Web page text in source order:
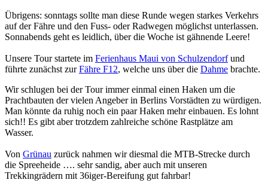
Übrigens: sonntags sollte man diese Runde wegen starkes Verkehrs
auf der Fähre und den Fuss- oder Radwegen möglichst unterlassen.
Sonnabends geht es leidlich, über die Woche ist gähnende Leere!
Unsere Tour startete im Ferienhaus Maui von Schulzendorfund
führte zunächst zurFähre F12, welche uns über die Dahme brachte.
Wir schlugen bei der Tour immer einmal einen Haken um die
Prachtbauten der vielen Angeber in Berlins Vorstädten zu würdigen.
Man könnte da ruhig noch ein paar Haken mehr einbauen. Es lohnt
sich!! Es gibt aber trotzdem zahlreiche schöne Rastplätze am
Wasser.
Von Grünau zurück nahmen wir diesmal die MTB-Strecke durch
die Spreeheide …. sehr sandig, aber auch mit unseren
Trekkingrädern mit 36iger-Bereifung gut fahrbar!